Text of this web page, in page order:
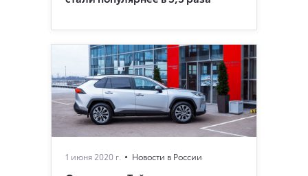
1 июня 2020 г. Новости в России